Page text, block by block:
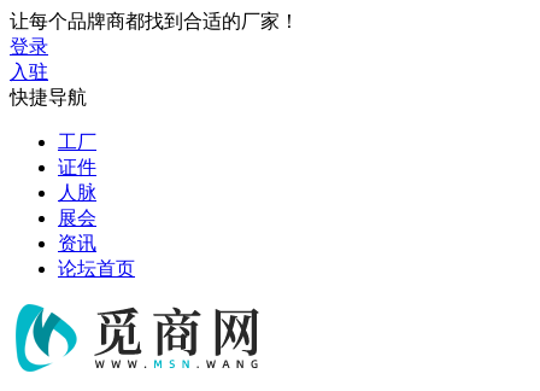
让每个品牌商都找到合适的厂家！
登录
入驻
快捷导航
工厂
证件
人脉
展会
资讯
论坛首页